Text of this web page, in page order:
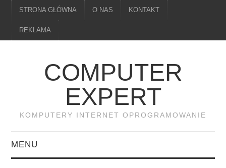
STRONA GŁÓWNA O NAS KONTAKT
REKLAMA
COMPUTER
EXPERT
KOMPUTERY INTERNET OPROGRAMOWANIE
MENU